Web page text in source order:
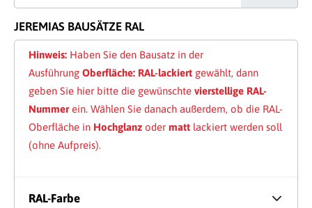
JEREMIAS BAUSÄTZE RAL
Hinweis: Haben Sie den Bausatz in der
Ausführung Oberfläche: RAL-lackiert gewählt, dann
geben Sie hier bitte die gewünschte vierstellige RAL-
Nummerein. Wählen Sie danach außerdem, ob die RAL-
Oberfläche in Hochglanz oder matt lackiert werden soll
(ohne Aufpreis).
RAL-Farbe